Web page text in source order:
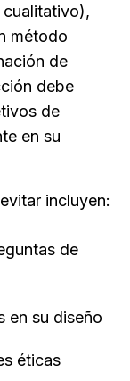
método
de
debe
de
en su
incluyen:
de
en su diseño
éticas